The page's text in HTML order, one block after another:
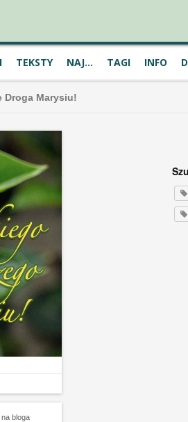
TEKSTY NAJ... TAGI INFO
Droga Marysiu!
bloga